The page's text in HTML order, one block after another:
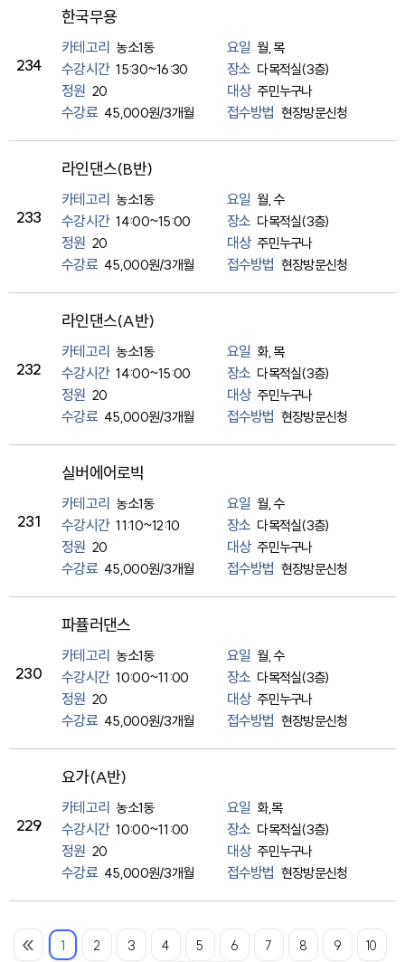
234
한국무용
카테고리 농소1동 요일 월, 목
수강시간 15:30~16:30 장소 다목적실(3층)
정원 20 대상 주민누구나
수강료 45,000원/3개월 접수방법 현장방문신청
233
라인댄스(B반)
카테고리 농소1동 요일 월, 수
수강시간 14:00~15:00 장소 다목적실(3층)
정원 20 대상 주민누구나
수강료 45,000원/3개월 접수방법 현장방문신청
232
라인댄스(A반)
카테고리 농소1동 요일 화, 목
수강시간 14:00~15:00 장소 다목적실(3층)
정원 20 대상 주민누구나
수강료 45,000원/3개월 접수방법 현장방문신청
231
실버에어로빅
카테고리 농소1동 요일 월, 수
수강시간 11:10~12:10 장소 다목적실(3층)
정원 20 대상 주민누구나
수강료 45,000원/3개월 접수방법 현장방문신청
230
파퓰러댄스
카테고리 농소1동 요일 월, 수
수강시간 10:00~11:00 장소 다목적실(3층)
정원 20 대상 주민누구나
수강료 45,000원/3개월 접수방법 현장방문신청
229
요가(A반)
카테고리 농소1동 요일 화,목
수강시간 10:00~11:00 장소 다목적실(3층)
정원 20 대상 주민누구나
수강료 45,000원/3개월 접수방법 현장방문신청
1 2 3 4 5 6 7 8 9 10